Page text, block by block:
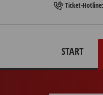
Ticket-
START